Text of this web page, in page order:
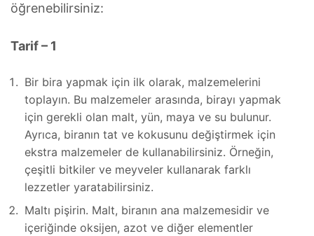
öğrenebilirsiniz:
Tarif – 1
Bir bira yapmak için ilk olarak, malzemelerini
toplayın. Bu malzemeler arasında, birayı yapmak
için gerekli olan malt, yün, maya ve su bulunur.
Ayrıca, biranın tat ve kokusunu değiştirmek için
ekstra malzemeler de kullanabilirsiniz. Örneğin,
çeşitli bitkiler ve meyveler kullanarak farklı
lezzetler yaratabilirsiniz.
Maltı pişirin. Malt, biranın ana malzemesidir ve
içeriğinde oksijen, azot ve diğer elementler